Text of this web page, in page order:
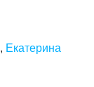
, Екатерина